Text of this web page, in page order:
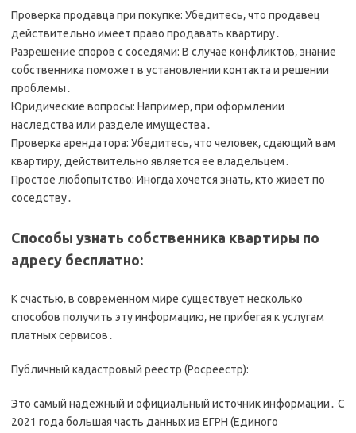
Проверка продавца при покупке: Убедитесь‚ что продавец
действительно имеет право продавать квартиру․
Разрешение споров с соседями: В случае конфликтов‚ знание
собственника поможет в установлении контакта и решении
проблемы․
Юридические вопросы: Например‚ при оформлении
наследства или разделе имущества․
Проверка арендатора: Убедитесь‚ что человек‚ сдающий вам
квартиру‚ действительно является ее владельцем․
Простое любопытство: Иногда хочется знать‚ кто живет по
соседству․
Способы узнать собственника квартиры по
адресу бесплатно:
К счастью‚ в современном мире существует несколько
способов получить эту информацию‚ не прибегая к услугам
платных сервисов․
Публичный кадастровый реестр (Росреестр):
Это самый надежный и официальный источник информации․ С
2021 года большая часть данных из ЕГРН (Единого